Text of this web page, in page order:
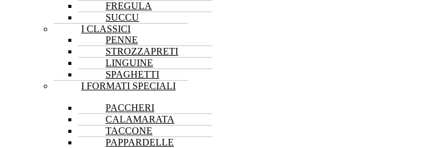
FREGULA
SUCCU
I CLASSICI
PENNE
STROZZAPRETI
LINGUINE
SPAGHETTI
I FORMATI SPECIALI
PACCHERI
CALAMARATA
TACCONE
PAPPARDELLE